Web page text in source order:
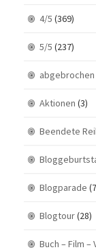
4/5 (369)
5/5 (237)
abgebrochen
Aktionen (3)
Beendete
Blogparade
Blogtour(28)
Buch – Film –